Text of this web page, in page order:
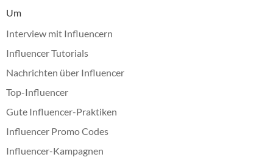
Um
Interview mit Influencern
Influencer Tutorials
Nachrichten über Influencer
Top-Influencer
Gute Influencer-Praktiken
Influencer Promo Codes
Influencer-Kampagnen